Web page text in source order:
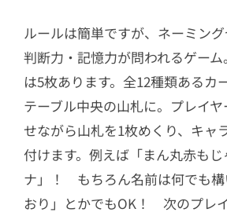
ルールは簡単ですが、ネーミン
判断力・記憶力が問われるゲー
は5枚あります。全12種類あるカ
テーブル中央の山札に。プレイ
せながら山札を1枚めくり、キャ
付けます。例えば「まん丸赤も
ナ」！ もちろん名前は何でも構
おり」とかでもOK！ 次のプレ